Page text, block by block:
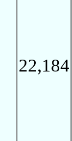
22,184